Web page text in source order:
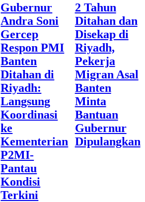
Gubernur
Andra Soni
Gercep
Respon PMI
Banten
Ditahan di
Riyadh:
Langsung
Koordinasi
ke
Kementerian
P2MI-
Pantau
Kondisi
Terkini
2 Tahun
Ditahan dan
Disekap di
Riyadh,
Pekerja
Migran Asal
Banten
Minta
Bantuan
Gubernur
Dipulangkan